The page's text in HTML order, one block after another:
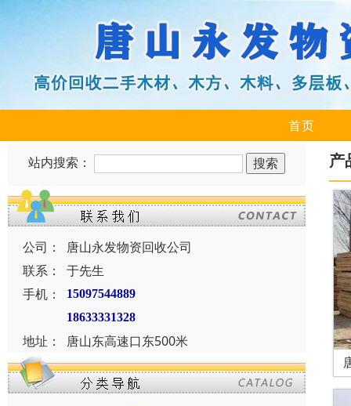
首页
站内搜索：
公司：
唐山永发物资回收公司
联系：
于先生
手机：
15097544889
18633331328
地址： 唐山东高速口东500米
产